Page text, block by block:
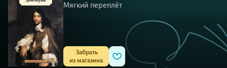
Мягкий переплёт
Забрать
из магазина